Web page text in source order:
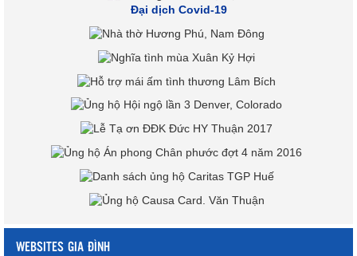
Đại dịch Covid-19
WEBSITES GIA ĐÌNH